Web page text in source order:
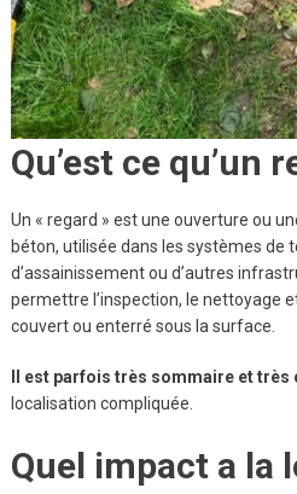
Qu’est ce qu’un
Un « regard » est une ouverture ou
béton, utilisée dans les systèmes de
d’assainissement ou d’autres
permettre l’inspection, le nettoyage
couvert ou enterré sous la surface.
Il est parfois très sommaire et
localisation compliquée.
Quel impact a la